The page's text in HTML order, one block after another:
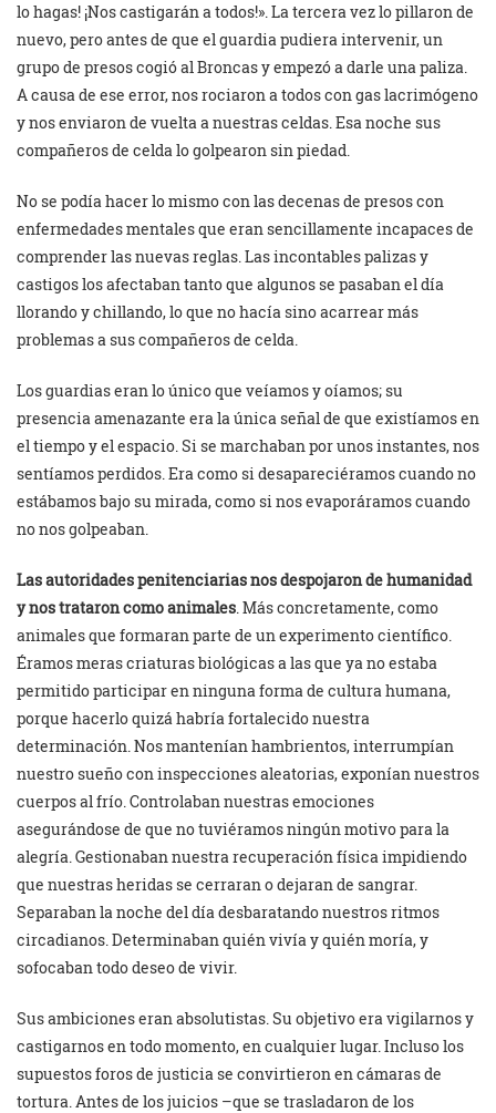
lo hagas! ¡Nos castigarán a todos!». La tercera vez lo pillaron de
nuevo, pero antes de que el guardia pudiera intervenir, un
grupo de presos cogió al Broncas y empezó a darle una paliza.
A causa de ese error, nos rociaron a todos con gas lacrimógeno
y nos enviaron de vuelta a nuestras celdas. Esa noche sus
compañeros de celda lo golpearon sin piedad.
No se podía hacer lo mismo con las decenas de presos con
enfermedades mentales que eran sencillamente incapaces de
comprender las nuevas reglas. Las incontables palizas y
castigos los afectaban tanto que algunos se pasaban el día
llorando y chillando, lo que no hacía sino acarrear más
problemas a sus compañeros de celda.
Los guardias eran lo único que veíamos y oíamos; su
presencia amenazante era la única señal de que existíamos en
el tiempo y el espacio. Si se marchaban por unos instantes, nos
sentíamos perdidos. Era como si desapareciéramos cuando no
estábamos bajo su mirada, como si nos evaporáramos cuando
no nos golpeaban.
Las autoridades penitenciarias nos despojaron de humanidad
y nos trataron como animales. Más concretamente, como
animales que formaran parte de un experimento científico.
Éramos meras criaturas biológicas a las que ya no estaba
permitido participar en ninguna forma de cultura humana,
porque hacerlo quizá habría fortalecido nuestra
determinación. Nos mantenían hambrientos, interrumpían
nuestro sueño con inspecciones aleatorias, exponían nuestros
cuerpos al frío. Controlaban nuestras emociones
asegurándose de que no tuviéramos ningún motivo para la
alegría. Gestionaban nuestra recuperación física impidiendo
que nuestras heridas se cerraran o dejaran de sangrar.
Separaban la noche del día desbaratando nuestros ritmos
circadianos. Determinaban quién vivía y quién moría, y
sofocaban todo deseo de vivir.
Sus ambiciones eran absolutistas. Su objetivo era vigilarnos y
castigarnos en todo momento, en cualquier lugar. Incluso los
supuestos foros de justicia se convirtieron en cámaras de
tortura. Antes de los juicios –que se trasladaron de los